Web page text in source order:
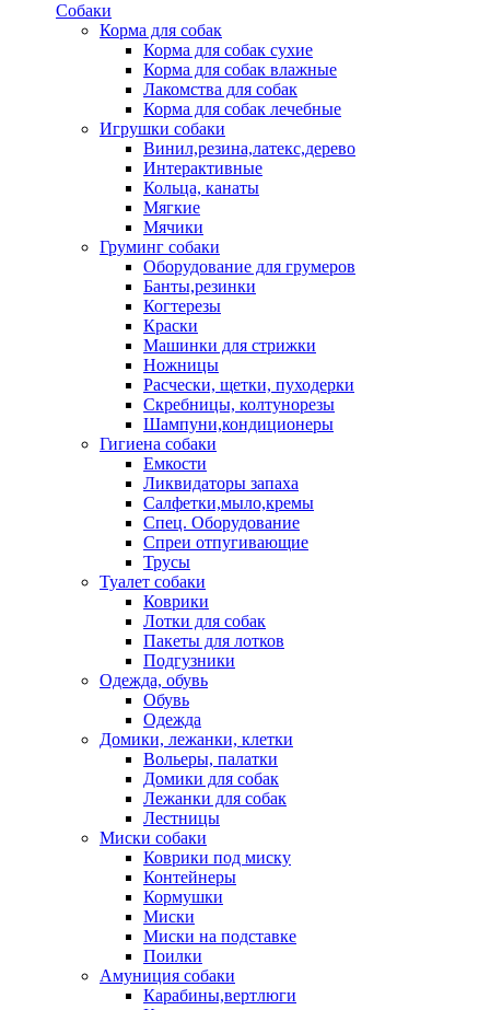
Собаки
Корма для собак
Корма для собак сухие
Корма для собак влажные
Лакомства для собак
Корма для собак лечебные
Игрушки собаки
Винил,резина,латекс,дерево
Интерактивные
Кольца, канаты
Мягкие
Мячики
Груминг собаки
Оборудование для грумеров
Банты,резинки
Когтерезы
Краски
Машинки для стрижки
Ножницы
Расчески, щетки, пуходерки
Скребницы, колтунорезы
Шампуни,кондиционеры
Гигиена собаки
Емкости
Ликвидаторы запаха
Салфетки,мыло,кремы
Спец. Оборудование
Спреи отпугивающие
Трусы
Туалет собаки
Коврики
Лотки для собак
Пакеты для лотков
Подгузники
Одежда, обувь
Обувь
Одежда
Домики, лежанки, клетки
Вольеры, палатки
Домики для собак
Лежанки для собак
Лестницы
Миски собаки
Коврики под миску
Контейнеры
Кормушки
Миски
Миски на подставке
Поилки
Амуниция собаки
Карабины,вертлюги